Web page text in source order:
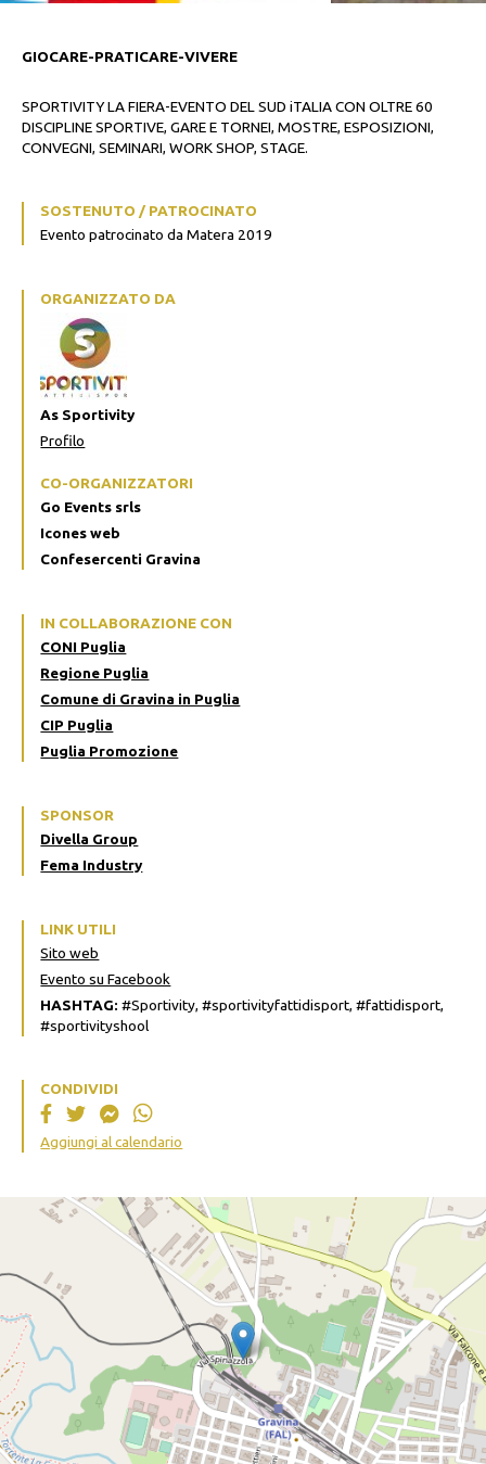
GIOCARE-PRATICARE-VIVERE
SPORTIVITY LA FIERA-EVENTO DEL SUD iTALIA CON OLTRE 60
DISCIPLINE SPORTIVE, GARE E TORNEI, MOSTRE, ESPOSIZIONI,
CONVEGNI, SEMINARI, WORK SHOP, STAGE.
SOSTENUTO / PATROCINATO
Evento patrocinato da Matera 2019
ORGANIZZATO DA
As Sportivity
Profilo
CO-ORGANIZZATORI
Go Events srls
Icones web
Confesercenti Gravina
IN COLLABORAZIONE CON
CONI Puglia
Regione Puglia
Comune di Gravina in Puglia
CIP Puglia
Puglia Promozione
SPONSOR
Divella Group
Fema Industry
LINK UTILI
Sito web
Evento su Facebook
HASHTAG: #Sportivity, #sportivityfattidisport, #fattidisport,
#sportivityshool
CONDIVIDI
Aggiungi al calendario